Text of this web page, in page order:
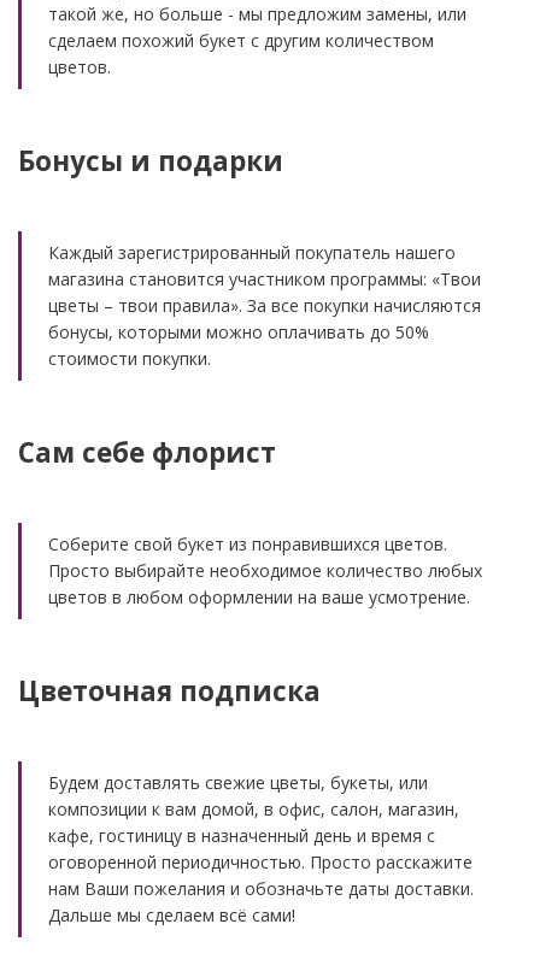
такой же, но больше - мы предложим замены, или
сделаем похожий букет с другим количеством
цветов.
Бонусы и подарки
Каждый зарегистрированный покупатель нашего
магазина становится участником программы: «Твои
цветы – твои правила». За все покупки начисляются
бонусы, которыми можно оплачивать до 50%
стоимости покупки.
Сам себе флорист
Соберите свой букет из понравившихся цветов.
Просто выбирайте необходимое количество любых
цветов в любом оформлении на ваше усмотрение.
Цветочная подписка
Будем доставлять свежие цветы, букеты, или
композиции к вам домой, в офис, салон, магазин,
кафе, гостиницу в назначенный день и время с
оговоренной периодичностью. Просто расскажите
нам Ваши пожелания и обозначьте даты доставки.
Дальше мы сделаем всё сами!